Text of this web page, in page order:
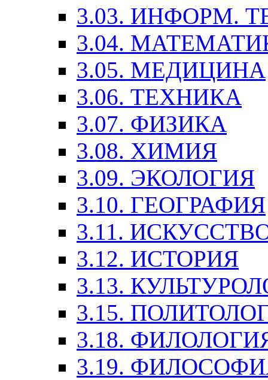
3.03. ИНФОРМ.
3.04.
3.05. МЕДИЦИНА
3.06. ТЕХНИКА
3.07. ФИЗИКА
3.08. ХИМИЯ
3.09. ЭКОЛОГИЯ
3.10. ГЕОГРАФИЯ
3.11.
3.12. ИСТОРИЯ
3.13.
3.15.
3.18.
3.19.